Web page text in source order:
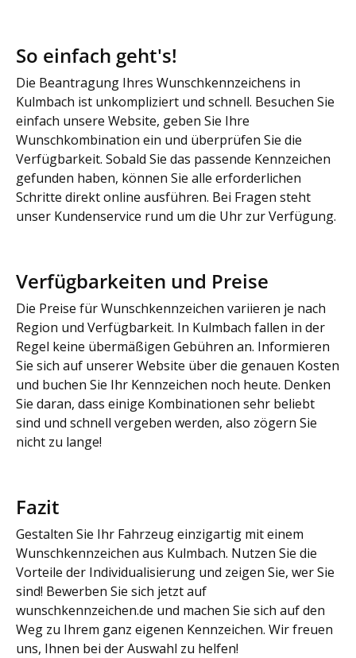
So einfach geht's!
Die Beantragung Ihres Wunschkennzeichens in
Kulmbach ist unkompliziert und schnell. Besuchen Sie
einfach unsere Website, geben Sie Ihre
Wunschkombination ein und überprüfen Sie die
Verfügbarkeit. Sobald Sie das passende Kennzeichen
gefunden haben, können Sie alle erforderlichen
Schritte direkt online ausführen. Bei Fragen steht
unser Kundenservice rund um die Uhr zur Verfügung.
Verfügbarkeiten und Preise
Die Preise für Wunschkennzeichen variieren je nach
Region und Verfügbarkeit. In Kulmbach fallen in der
Regel keine übermäßigen Gebühren an. Informieren
Sie sich auf unserer Website über die genauen Kosten
und buchen Sie Ihr Kennzeichen noch heute. Denken
Sie daran, dass einige Kombinationen sehr beliebt
sind und schnell vergeben werden, also zögern Sie
nicht zu lange!
Fazit
Gestalten Sie Ihr Fahrzeug einzigartig mit einem
Wunschkennzeichen aus Kulmbach. Nutzen Sie die
Vorteile der Individualisierung und zeigen Sie, wer Sie
sind! Bewerben Sie sich jetzt auf
wunschkennzeichen.de und machen Sie sich auf den
Weg zu Ihrem ganz eigenen Kennzeichen. Wir freuen
uns, Ihnen bei der Auswahl zu helfen!